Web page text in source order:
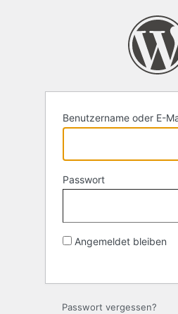
Benutzername oder E-
Passwort
Angemeldet bleiben
Passwort vergessen?